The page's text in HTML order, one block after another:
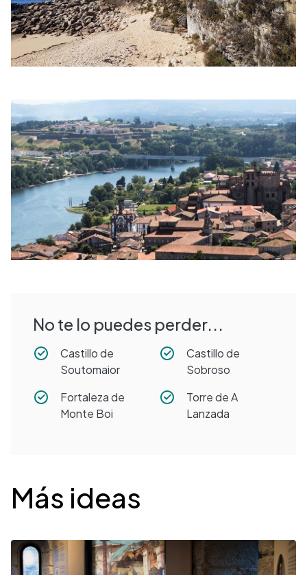
No te lo puedes perder...
Castillo de
Soutomaior
Castillo de
Sobroso
Fortaleza de
Monte Boi
Torre de A
Lanzada
Desplegable
Más ideas